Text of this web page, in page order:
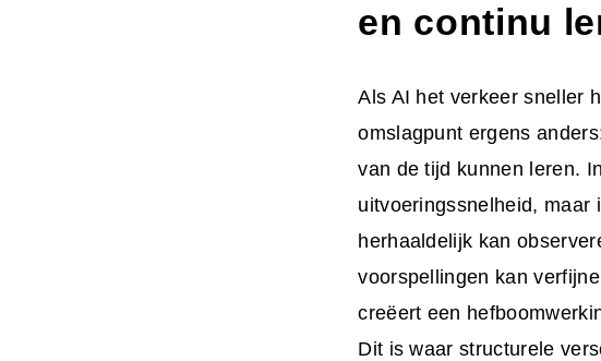
en continu
Als AI het verkeer sneller
omslagpunt ergens
van de tijd kunnen leren.
uitvoeringssnelheid, maar
herhaaldelijk kan
voorspellingen kan
creëert een
Dit is waar structurele